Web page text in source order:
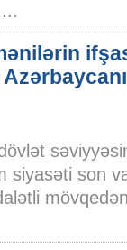
siyasəti son
mövqedən